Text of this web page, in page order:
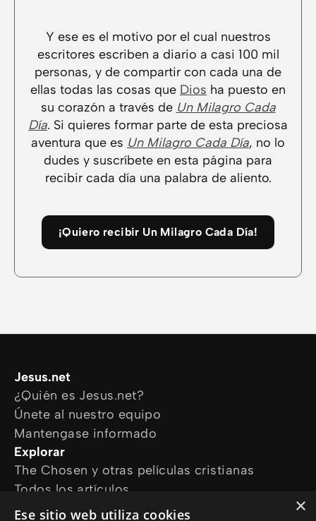
Y ese es el motivo por el cual nuestros
escritores escriben a diario a casi 100 mil
personas, y de compartir con cada una de
ellas todas las cosas que Dios ha puesto en
su corazón a través de Un Milagro Cada
Día. Si quieres formar parte de esta preciosa
aventura que es Un Milagro Cada Día, no lo
dudes y suscríbete en esta página para
recibir cada día una palabra de aliento.
¡Quiero recibir Un Milagro Cada Día!
Jesus.net
¿Quién es Jesus.net?
Únete al nuestro equipo
Mantengase informado
Explorar
The Chosen y otras películas cristianas
Todos los artículos
Cursos online
×
Ese sitio web utiliza cookies